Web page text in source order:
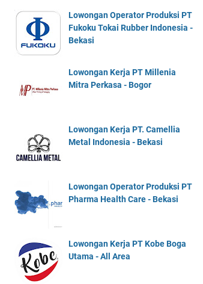
Lowongan Operator Produksi PT
Fukoku Tokai Rubber Indonesia -
Bekasi
Lowongan Kerja PT Millenia
Mitra Perkasa - Bogor
Lowongan Kerja PT. Camellia
Metal Indonesia - Bekasi
Lowongan Operator Produksi PT
Pharma Health Care - Bekasi
Lowongan Kerja PT Kobe Boga
Utama - All Area